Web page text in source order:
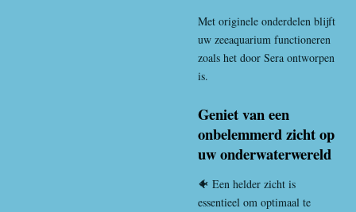
Met originele onderdelen blijft
uw zeeaquarium functioneren
zoals het door Sera ontworpen
is.
Geniet van een
onbelemmerd zicht op
uw onderwaterwereld
🐠 Een helder zicht is
essentieel om optimaal te